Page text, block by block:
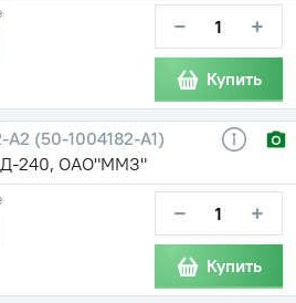
− +
Купить
А2 (50-1004182-А1)
Д-240, ОАО"ММЗ"
− +
Купить